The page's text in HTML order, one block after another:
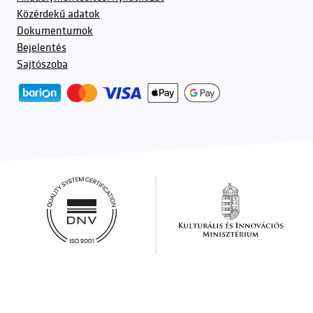
Közérdekű adatok
Dokumentumok
Bejelentés
Sajtószoba